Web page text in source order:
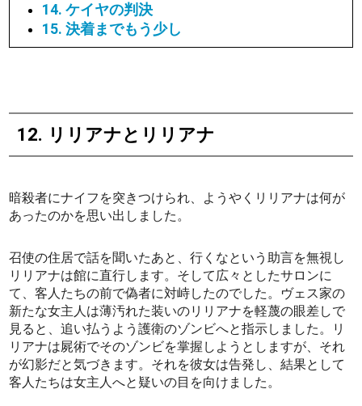
14. ケイヤの判決
15. 決着までもう少し
12. リリアナとリリアナ
暗殺者にナイフを突きつけられ、ようやくリリアナは何が
あったのかを思い出しました。
召使の住居で話を聞いたあと、行くなという助言を無視し
リリアナは館に直行します。そして広々としたサロンに
て、客人たちの前で偽者に対峙したのでした。ヴェス家の
新たな女主人は薄汚れた装いのリリアナを軽蔑の眼差しで
見ると、追い払うよう護衛のゾンビへと指示しました。リ
リアナは屍術でそのゾンビを掌握しようとしますが、それ
が幻影だと気づきます。それを彼女は告発し、結果として
客人たちは女主人へと疑いの目を向けました。